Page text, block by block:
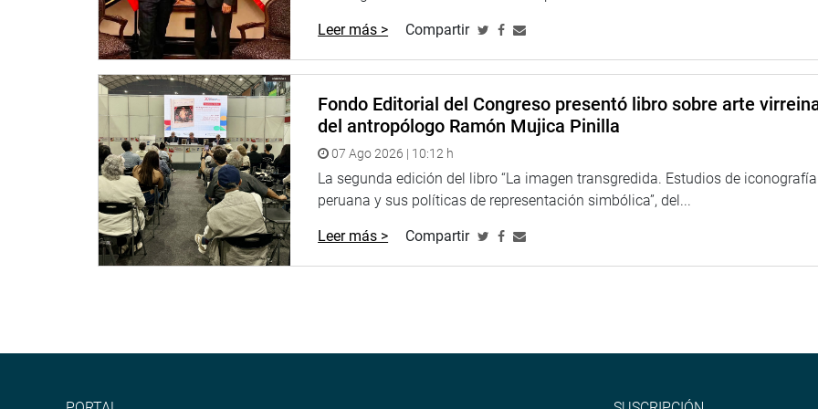
Leer más > Compartir
Fondo Editorial del Congreso presentó libro sobre arte
del antropólogo Ramón Mujica Pinilla
07 Ago 2026 | 10:12 h
La segunda edición del libro “La imagen transgredida. Estudios de iconografía
peruana y sus políticas de representación simbólica”, del...
Leer más > Compartir